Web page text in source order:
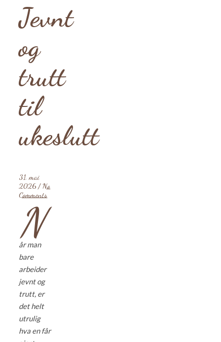
Jevnt
og
trutt
til
ukeslutt
31. mai
2026 / No
Comments
N
år man
bare
arbeider
jevnt og
trutt, er
det helt
utrulig
hva en får